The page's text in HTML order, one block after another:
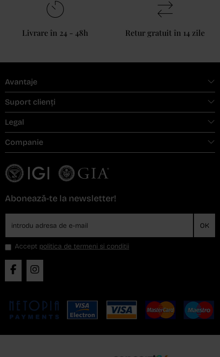
Livrare în 24 - 48h Retur gratuit în 14 zile
Avantaje
Suport clienți
Legal
Companie
Abonează-te la newsletter!
OK
Accept politica de termeni si conditii